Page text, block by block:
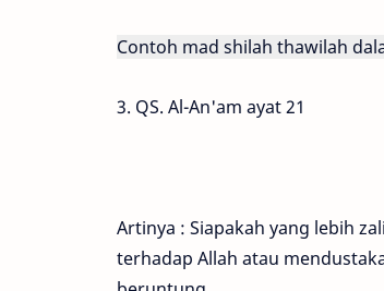
Contoh mad shilah thawilah
3. QS. Al-An'am ayat 21
Artinya : Siapakah yang lebih
terhadap Allah atau